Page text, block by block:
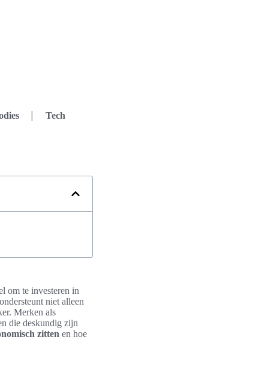
Tech
om te investeren in
ondersteunt niet alleen
Merken als
die deskundig zijn
zitten en hoe